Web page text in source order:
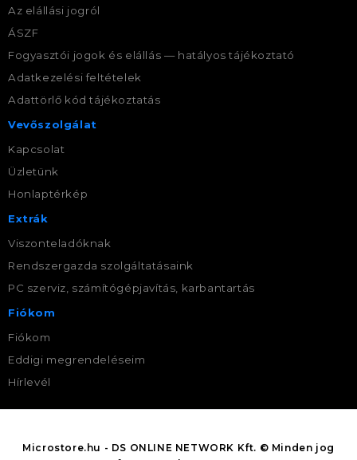
Az elállási jogról
ÁSZF
Fogyasztói jogok és elállás — hatályos tájékoztató
Adatkezelési feltételek
Adattörlő kód tájékoztatás
Vevőszolgálat
Kapcsolat
Üzletünk
Honlaptérkép
Extrák
Viszonteladóknak
Rendszergazda szolgáltatásaink
PC szerviz, számítógépjavítás, karbantartás
Fiókom
Fiókom
Eddigi megrendeléseim
Hírlevél
Microstore.hu - DS ONLINE NETWORK Kft. © Minden jog